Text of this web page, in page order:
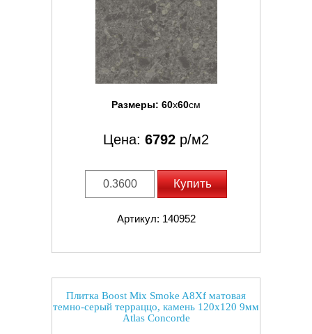
Размеры: 60x60см
Цена: 6792 р/м2
Купить
Артикул: 140952
Плитка Boost Mix Smoke A8Xf матовая
темно-серый терраццо, камень 120x120 9мм
Atlas Concorde